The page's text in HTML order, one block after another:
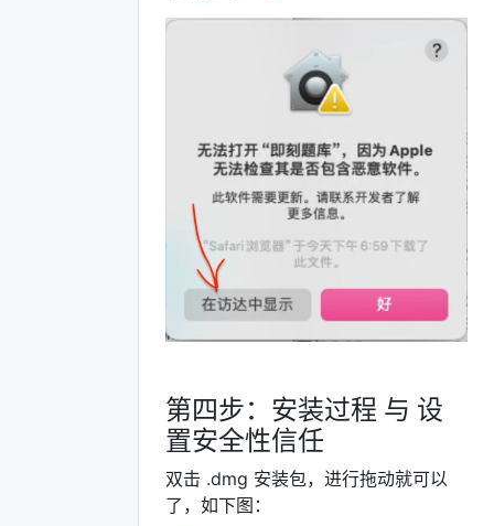
第四步：安装过程 与 设
置安全性信任
双击 .dmg 安装包，进行拖动就可以
了，如下图：